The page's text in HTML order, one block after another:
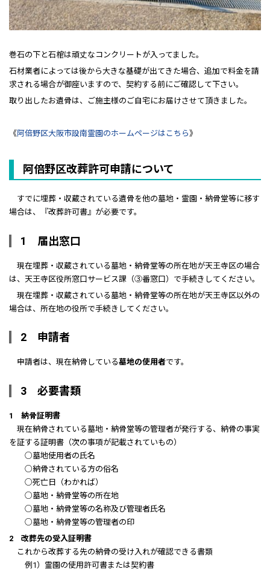
巻石の下と石棺は頑丈なコンクリートが入ってました。
石材業者によっては後から大きな基礎が出てきた場合、追加で料金を請
求される場合が御座いますので、契約する前にご確認して下さい。
取り出したお遺骨は、ご施主様のご自宅にお届けさせて頂きました。
《 阿倍野区大阪市設南霊園のホームページはこちら 》
阿倍野区改葬許可申請について
すでに埋葬・収蔵されている遺骨を他の墓地・霊園・納骨堂等に移す
場合は、『改葬許可書』が必要です。
1 届出窓口
現在埋葬・収蔵されている墓地・納骨堂等の所在地が天王寺区の場合
は、天王寺区役所窓口サービス課（③番窓口）で手続きしてください。
現在埋葬・収蔵されている墓地・納骨堂等の所在地が天王寺区以外の
場合は、所在地の役所で手続きしてください。
2 申請者
申請者は、現在納骨している墓地の使用者です。
3 必要書類
1 納骨証明書
現在納骨されている墓地・納骨堂等の管理者が発行する、納骨の事実
を証する証明書（次の事項が記載されていもの）
○墓地使用者の氏名
○納骨されている方の俗名
○死亡日（わかれば）
○墓地・納骨堂等の所在地
○墓地・納骨堂等の名称及び管理者氏名
○墓地・納骨堂等の管理者の印
2 改葬先の受入証明書
これから改葬する先の納骨の受け入れが確認できる書類
例1）霊園の使用許可書または契約書